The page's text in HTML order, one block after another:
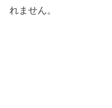
れません。